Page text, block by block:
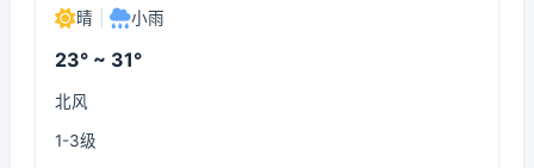
晴 小雨
23° ~ 31°
北风
1-3级